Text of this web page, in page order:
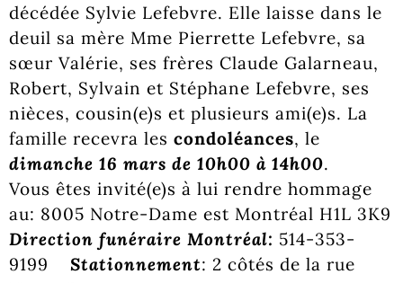
décédée Sylvie Lefebvre. Elle laisse dans le
deuil sa mère Mme Pierrette Lefebvre, sa
sœur Valérie, ses frères Claude Galarneau,
Robert, Sylvain et Stéphane Lefebvre, ses
nièces, cousin(e)s et plusieurs ami(e)s. La
famille recevra les condoléances, le
dimanche 16 mars de 10h00 à 14h00.
Vous êtes invité(e)s à lui rendre hommage
au: 8005 Notre-Dame est Montréal H1L 3K9
Direction funéraire Montréal: 514-353-
9199 Stationnement: 2 côtés de la rue